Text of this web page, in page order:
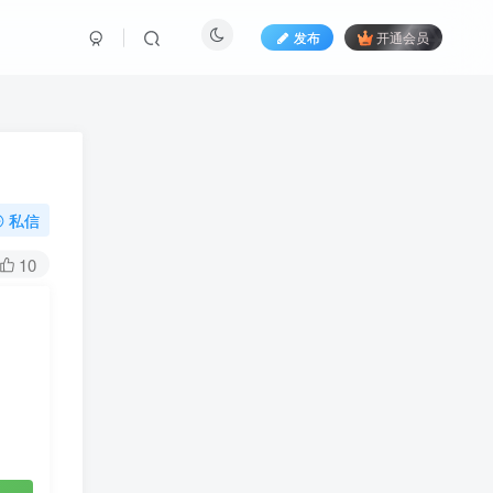
发布 开通会员
私信
10